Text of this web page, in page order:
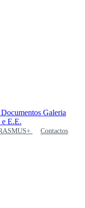
Documentos Galeria
e E.E.
Contactos